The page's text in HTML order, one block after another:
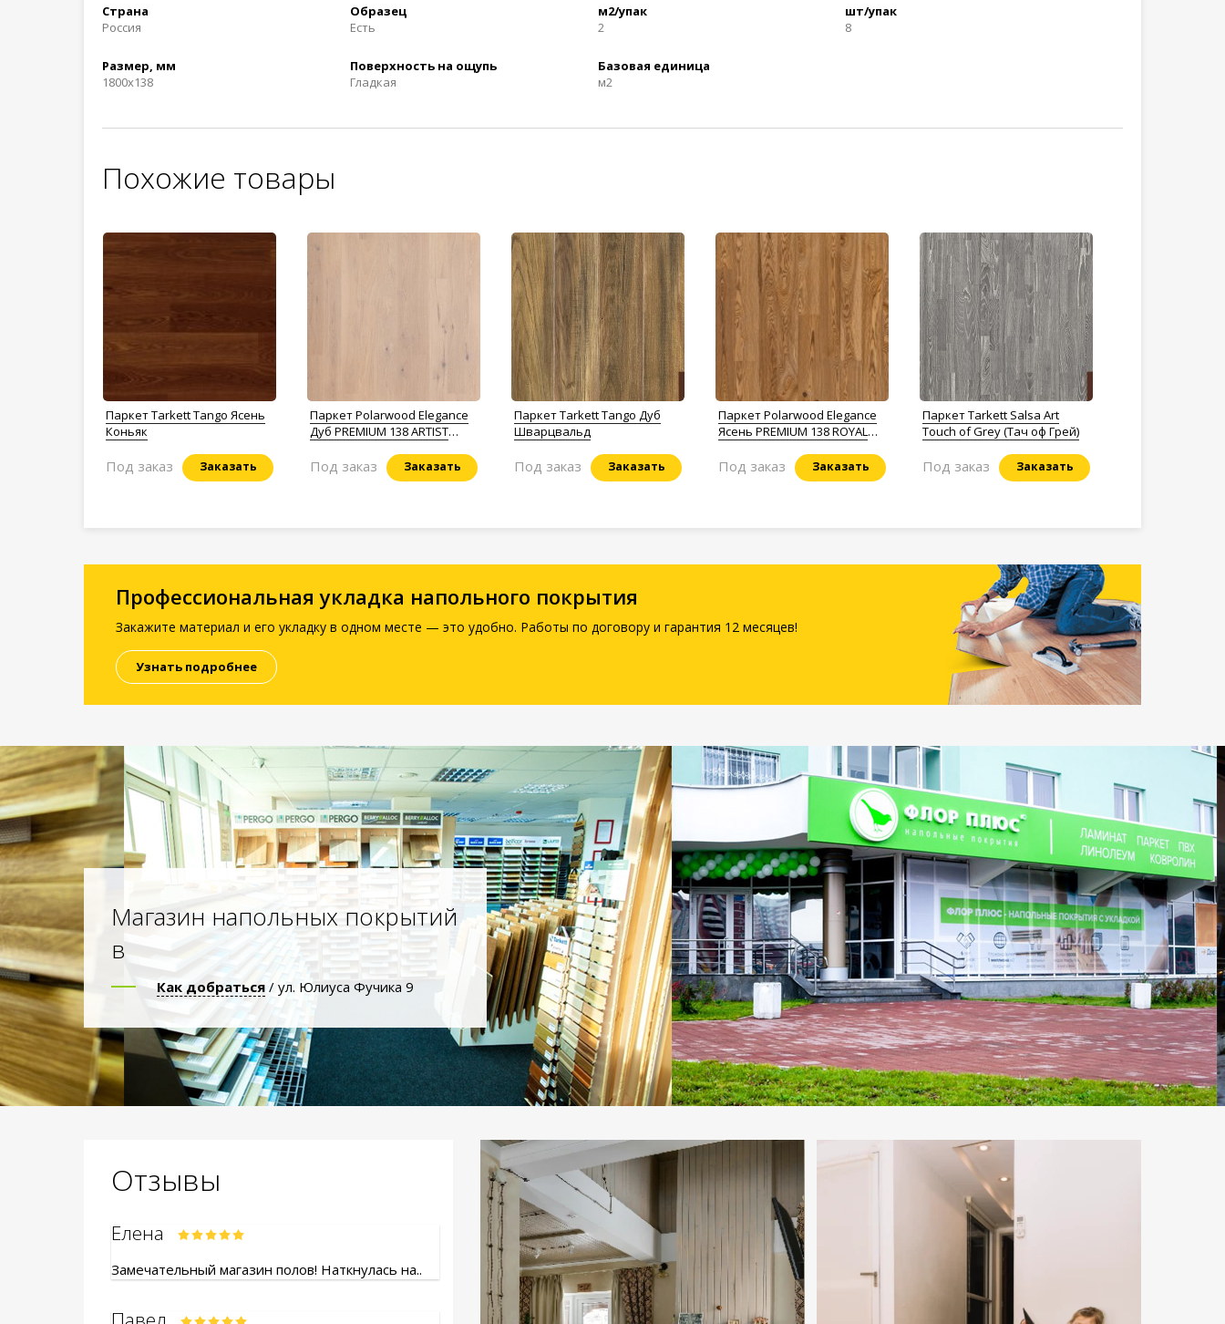
Страна
Россия
Образец
Есть
м2/упак
2
шт/упак
8
Размер, мм
1800х138
Поверхность на ощупь
Гладкая
Базовая единица
м2
Похожие товары
Паркет Tarkett Tango Ясень
Коньяк
Заказать
Под заказ
Паркет Polarwood Elegance
Дуб PREMIUM 138 ARTIST
Заказать
Под заказ
Паркет Tarkett Tango Дуб
Шварцвальд
Заказать
Под заказ
Паркет Polarwood Elegance
Ясень PREMIUM 138 ROYAL
Заказать
Под заказ
Паркет Tarkett Salsa Art
Touch of Grey (Тач оф Грей)
Заказать
Под заказ
Профессиональная укладка напольного покрытия
Закажите материал и его укладку в одном месте — это удобно. Работы по договору и гарантия 12 месяцев!
Узнать подробнее
Магазин напольных покрытий
в
Как добраться / ул. Юлиуса Фучика 9
Отзывы
Елена
Замечательный магазин полов! Наткнулась на..